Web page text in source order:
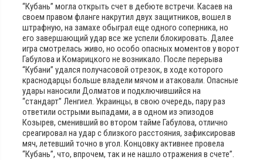
“Кубань” могла открыть счет в дебюте встречи. Касаев на
своем правом фланге накрутил двух защитников, вошел в
штрафную, на замахе обыграл еще одного соперника, но
его завершающий удар все же успели блокировать. Далее
игра смотрелась живо, но особо опасных моментов у ворот
Габулова и Комарицкого не возникало. После перерыва
“Кубани” удался получасовой отрезок, в ходе которого
краснодарцы больше владели мячом и атаковали. Опасные
удары наносили Долматов и подключившийся на
“стандарт” Ленгиел. Украинцы, в свою очередь, пару раз
ответили острыми выпадами, а в одном из эпизодов
Козырев, сменивший во втором тайме Габулова, отлично
среагировал на удар с близкого расстояния, зафиксировав
мяч, летевший точно в угол. Концовку активнее провела
“Кубань”, что, впрочем, так и не нашло отражения в счете”.